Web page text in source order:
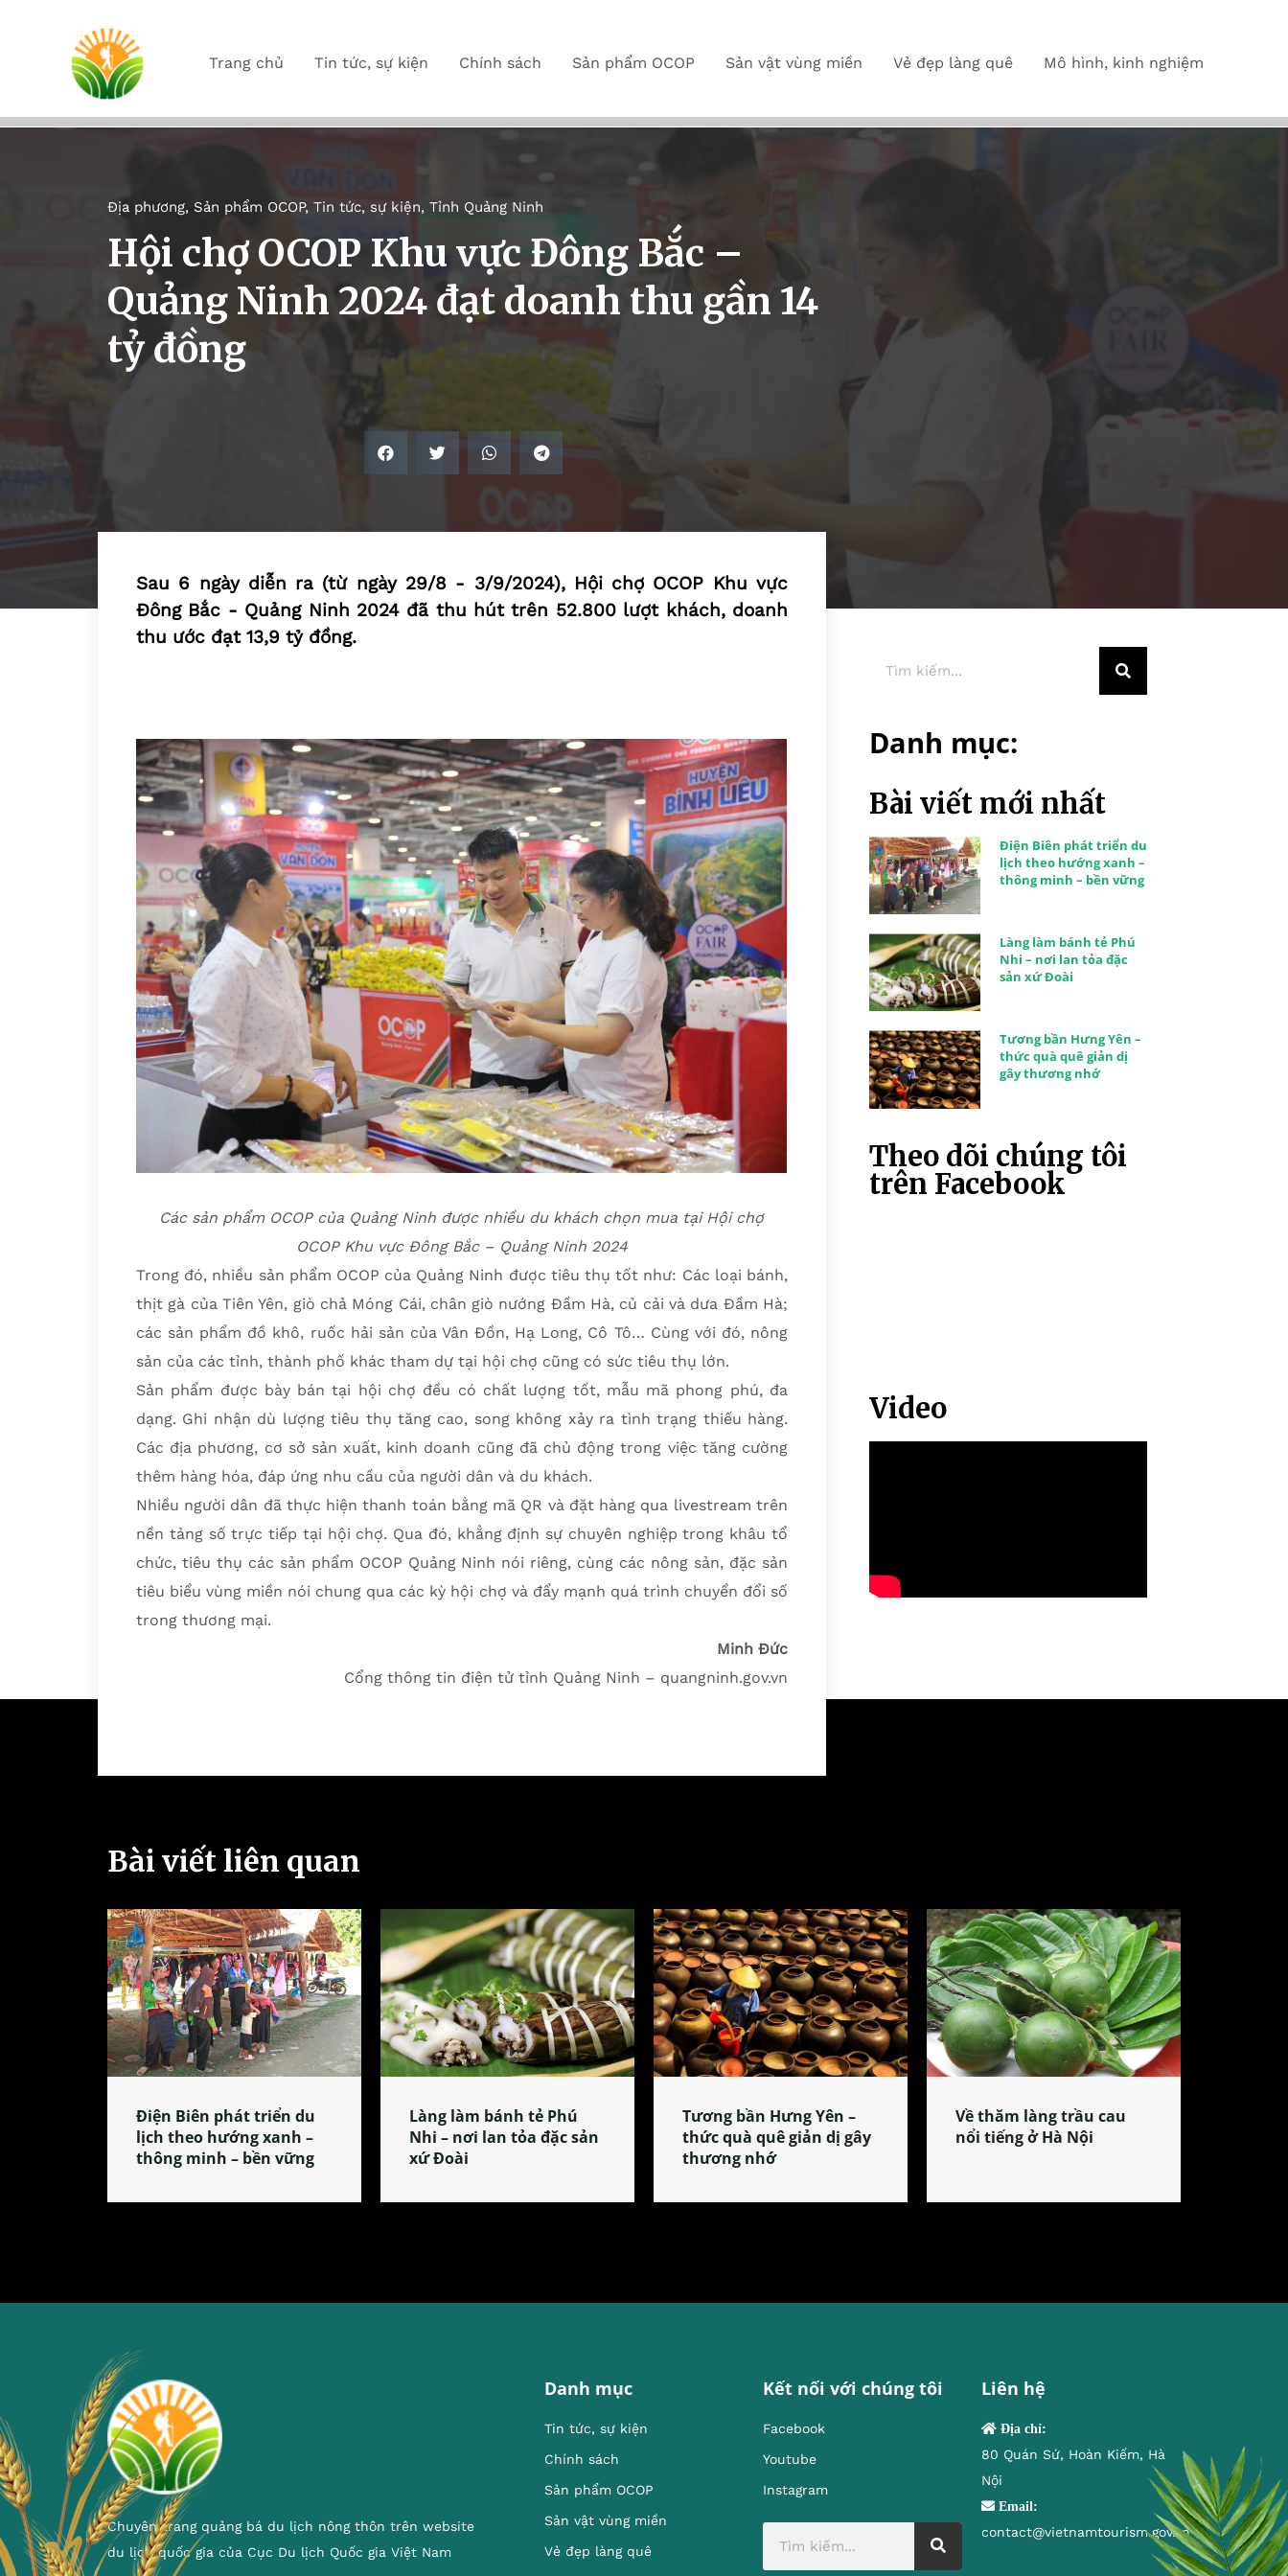
Trang chủ Tin tức, sự kiện Chính sách Sản phẩm OCOP Sản vật vùng miền Vẻ đẹp làng quê Mô hình, kinh nghiệm
Địa phương, Sản phẩm OCOP, Tin tức, sự kiện, Tỉnh Quảng Ninh
Hội chợ OCOP Khu vực Đông Bắc –
Quảng Ninh 2024 đạt doanh thu gần 14
tỷ đồng
Sau 6 ngày diễn ra (từ ngày 29/8 - 3/9/2024), Hội chợ OCOP Khu vực
Đông Bắc - Quảng Ninh 2024 đã thu hút trên 52.800 lượt khách, doanh
thu ước đạt 13,9 tỷ đồng.
Các sản phẩm OCOP của Quảng Ninh được nhiều du khách chọn mua tại Hội chợ
OCOP Khu vực Đông Bắc – Quảng Ninh 2024
Trong đó, nhiều sản phẩm OCOP của Quảng Ninh được tiêu thụ tốt như: Các loại bánh,
thịt gà của Tiên Yên, giò chả Móng Cái, chân giò nướng Đầm Hà, củ cải và dưa Đầm Hà;
các sản phẩm đồ khô, ruốc hải sản của Vân Đồn, Hạ Long, Cô Tô… Cùng với đó, nông
sản của các tỉnh, thành phố khác tham dự tại hội chợ cũng có sức tiêu thụ lớn.
Sản phẩm được bày bán tại hội chợ đều có chất lượng tốt, mẫu mã phong phú, đa
dạng. Ghi nhận dù lượng tiêu thụ tăng cao, song không xảy ra tình trạng thiếu hàng.
Các địa phương, cơ sở sản xuất, kinh doanh cũng đã chủ động trong việc tăng cường
thêm hàng hóa, đáp ứng nhu cầu của người dân và du khách.
Nhiều người dân đã thực hiện thanh toán bằng mã QR và đặt hàng qua livestream trên
nền tảng số trực tiếp tại hội chợ. Qua đó, khẳng định sự chuyên nghiệp trong khâu tổ
chức, tiêu thụ các sản phẩm OCOP Quảng Ninh nói riêng, cùng các nông sản, đặc sản
tiêu biểu vùng miền nói chung qua các kỳ hội chợ và đẩy mạnh quá trình chuyển đổi số
trong thương mại.
Minh Đức
Cổng thông tin điện tử tỉnh Quảng Ninh – quangninh.gov.vn
Danh mục:
Bài viết mới nhất
Điện Biên phát triển du
lịch theo hướng xanh –
thông minh – bền vững
Làng làm bánh tẻ Phú
Nhi – nơi lan tỏa đặc
sản xứ Đoài
Tương bần Hưng Yên –
thức quà quê giản dị
gây thương nhớ
Theo dõi chúng tôi
trên Facebook
Video
Bài viết liên quan
Điện Biên phát triển du
lịch theo hướng xanh –
thông minh – bền vững
Làng làm bánh tẻ Phú
Nhi – nơi lan tỏa đặc sản
xứ Đoài
Tương bần Hưng Yên –
thức quà quê giản dị gây
thương nhớ
Về thăm làng trầu cau
nổi tiếng ở Hà Nội
Chuyên trang quảng bá du lịch nông thôn trên website
du lịch quốc gia của Cục Du lịch Quốc gia Việt Nam
Danh mục
Tin tức, sự kiện
Chính sách
Sản phẩm OCOP
Sản vật vùng miền
Vẻ đẹp làng quê
Kết nối với chúng tôi
Facebook
Youtube
Instagram
Liên hệ
Địa chỉ:
80 Quán Sứ, Hoàn Kiếm, Hà
Nội
Email:
contact@vietnamtourism.gov.vn